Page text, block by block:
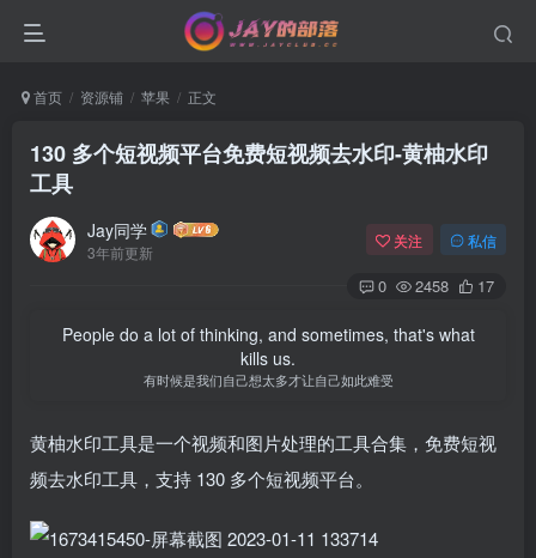
首页 资源铺 苹果 正文
130 多个短视频平台免费短视频去水印-黄柚水印
工具
Jay同学
3年前更新
关注 私信
0 2458 17
People do a lot of thinking, and sometimes, that's what
kills us.
有时候是我们自己想太多才让自己如此难受
黄柚水印工具是一个视频和图片处理的工具合集，免费短视
频去水印工具，支持 130 多个短视频平台。